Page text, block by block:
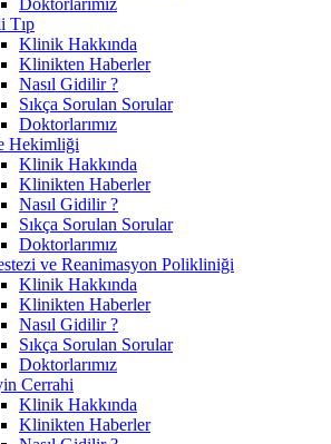
Tıp
Klinik Hakkında
Klinikten Haberler
Nasıl Gidilir ?
Sıkça Sorulan Sorular
Doktorlarımız
Hekimliği
Klinik Hakkında
Klinikten Haberler
Nasıl Gidilir ?
Sıkça Sorulan Sorular
Doktorlarımız
ve Reanimasyon Polikliniği
Klinik Hakkında
Klinikten Haberler
Nasıl Gidilir ?
Sıkça Sorulan Sorular
Doktorlarımız
Cerrahi
Klinik Hakkında
Klinikten Haberler